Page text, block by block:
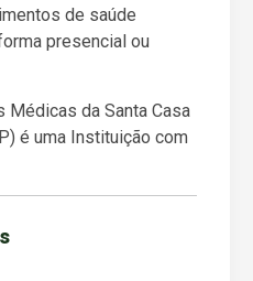
de saúde
presencial ou
Médicas da Santa Casa
é uma Instituição com